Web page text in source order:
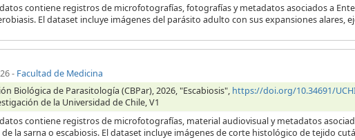
contiene registros de microfotografías, fotografías y metadatos asociados a
El dataset incluye imágenes del parásito adulto con sus expansiones alares,
- Facultad de Medicina
Biológica de Parasitología (CBPar), 2026, "Escabiosis", https://doi.org/10.34691/
de la Universidad de Chile, V1
contiene registros de microfotografías, material audiovisual y metadatos
la sarna o escabiosis. El dataset incluye imágenes de corte histológico de tejido